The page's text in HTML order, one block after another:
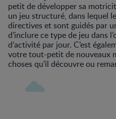
petit de développer sa
un jeu structuré, dans lequel
directives et sont guidés par
d’inclure ce type de jeu dans
d’activité par jour. C’est
votre tout-petit de nouveaux
choses qu’il découvre ou